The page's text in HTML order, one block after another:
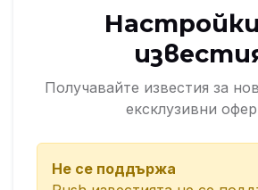
Получавайте известия за
ексклузивни
Не се поддържа